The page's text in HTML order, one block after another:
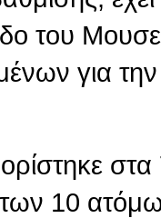
του
για
ορίστηκε
10